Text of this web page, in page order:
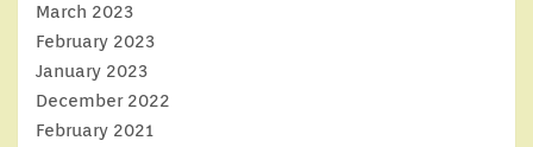
March 2023
February 2023
January 2023
December 2022
February 2021